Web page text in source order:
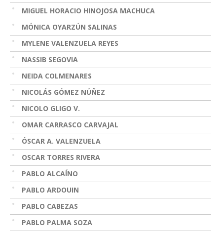
MIGUEL HORACIO HINOJOSA MACHUCA
MÓNICA OYARZÚN SALINAS
MYLENE VALENZUELA REYES
NASSIB SEGOVIA
NEIDA COLMENARES
NICOLÁS GÓMEZ NÚÑEZ
NICOLO GLIGO V.
OMAR CARRASCO CARVAJAL
ÓSCAR A. VALENZUELA
OSCAR TORRES RIVERA
PABLO ALCAÍNO
PABLO ARDOUIN
PABLO CABEZAS
PABLO PALMA SOZA